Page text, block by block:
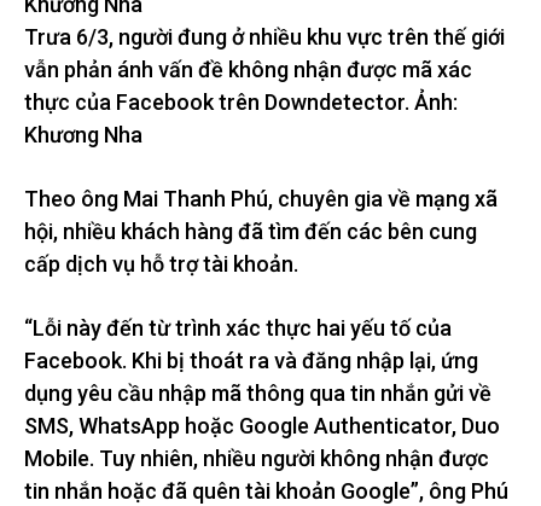
Trưa 6/3, người đung ở nhiều khu vực trên thế giới
vẫn phản ánh vấn đề không nhận được mã xác
thực của Facebook trên Downdetector. Ảnh:
Khương Nha
Theo ông Mai Thanh Phú, chuyên gia về mạng xã
hội, nhiều khách hàng đã tìm đến các bên cung
cấp dịch vụ hỗ trợ tài khoản.
“Lỗi này đến từ trình xác thực hai yếu tố của
Facebook. Khi bị thoát ra và đăng nhập lại, ứng
dụng yêu cầu nhập mã thông qua tin nhắn gửi về
SMS, WhatsApp hoặc Google Authenticator, Duo
Mobile. Tuy nhiên, nhiều người không nhận được
tin nhắn hoặc đã quên tài khoản Google”, ông Phú